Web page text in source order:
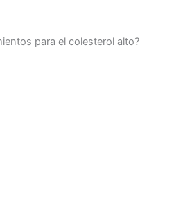
para el colesterol alto?